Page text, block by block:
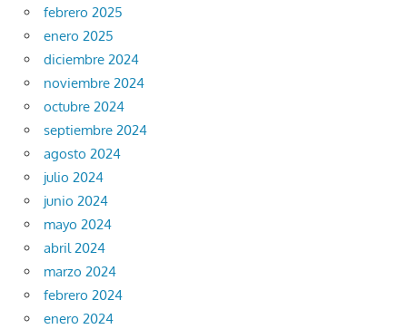
febrero 2025
enero 2025
diciembre 2024
noviembre 2024
octubre 2024
septiembre 2024
agosto 2024
julio 2024
junio 2024
mayo 2024
abril 2024
marzo 2024
febrero 2024
enero 2024